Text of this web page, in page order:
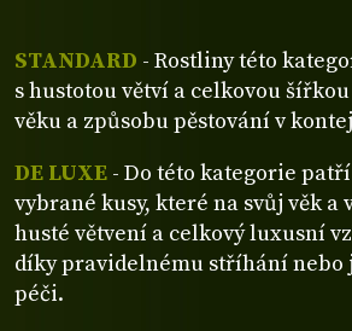
STANDARD - Rostliny této
s hustotou větví a celkovou
věku a způsobu pěstování v
DE LUXE - Do této kategorie
vybrané kusy, které na svůj věk a
husté větvení a celkový luxusní
díky pravidelnému stříhání
péči.